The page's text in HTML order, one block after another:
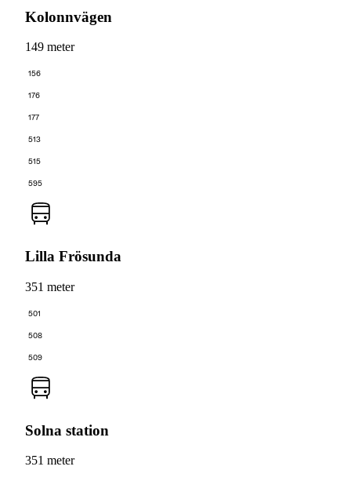
Kolonnvägen
149 meter
156
176
177
513
515
595
Lilla Frösunda
351 meter
501
508
509
Solna station
351 meter